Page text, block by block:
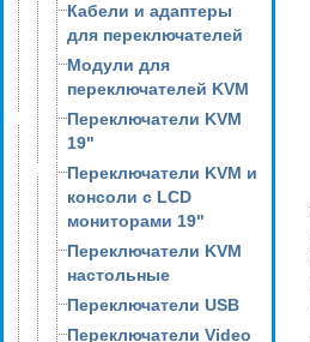
Кабели и адаптеры
для переключателей
Модули для
переключателей KVM
Переключатели KVM
19"
Переключатели KVM и
консоли с LCD
мониторами 19"
Переключатели KVM
настольные
Переключатели USB
Переключатели Video